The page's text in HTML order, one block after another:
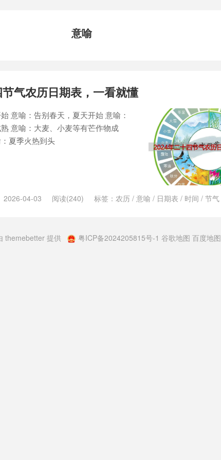
意喻
气农历日期表，一看就懂
意喻：告别春天，夏天开始 意喻：
意喻：大麦、小麦等有芒作物成
夏季火热到头
2026-04-03 阅读(240) 标签： 农历 / 意喻 / 日期表 / 时间 / 节气
themebetter 提供 粤ICP备2024205815号-1 谷歌地图 百度地图